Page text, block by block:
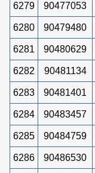
6279 90477053
6280 90479480
6281 90480629
6282 90481134
6283 90481401
6284 90483457
6285 90484759
6286 90486530